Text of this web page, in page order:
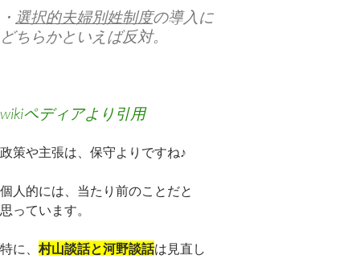
・ 選択的夫婦別姓制度の導入に
どちらかといえば反対。
wikiペディアより引用
政策や主張は、保守よりですね♪
個人的には、当たり前のことだと
思っています。
特に、 村山談話と河野談話は見直し